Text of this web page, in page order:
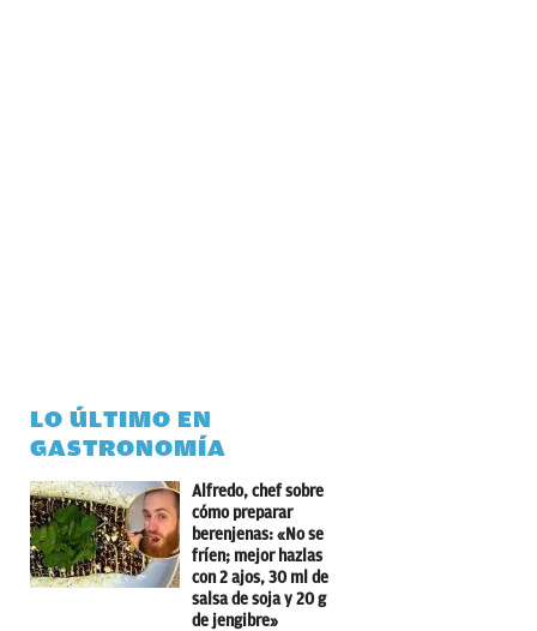
LO ÚLTIMO EN
GASTRONOMÍA
Alfredo, chef sobre
cómo preparar
berenjenas: «No se
fríen; mejor hazlas
con 2 ajos, 30 ml de
salsa de soja y 20 g
de jengibre»